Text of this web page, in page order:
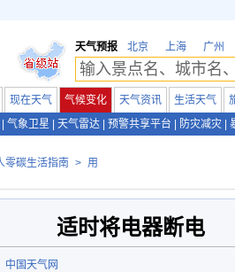
天气预报 北京 上海 广州
现在天气 气候变化 天气资讯 生活天气
气象卫星 天气雷达 预警共享平台 防灾减灾
零碳生活指南 > 用
适时将电器断电
中国天气网